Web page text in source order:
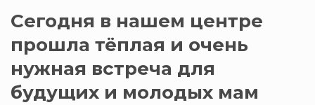
Сегодня в нашем центре
прошла тёплая и очень
нужная встреча для
будущих и молодых мам